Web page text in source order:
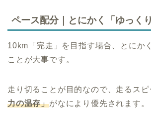
ペース配分｜とにかく「ゆっく
10km「完走」を目指す場合、とにかく
ことが大事です。
走り切ることが目的なので、走るスピ
力の温存」がなにより優先されます。